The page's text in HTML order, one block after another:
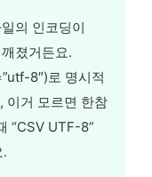
의 인코딩이
졌거든요.
8″)로 명시적
이거 모르면 한참
“CSV UTF-8”